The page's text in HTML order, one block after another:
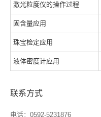
激光粒度仪的操作过程
固含量应用
珠宝检定应用
液体密度计应用
联系方式
电话：0592-5231876